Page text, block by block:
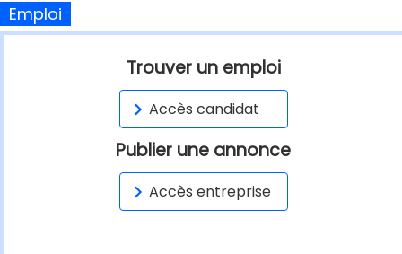
Emploi
Trouver un emploi
Accès candidat
Publier une annonce
Accès entreprise